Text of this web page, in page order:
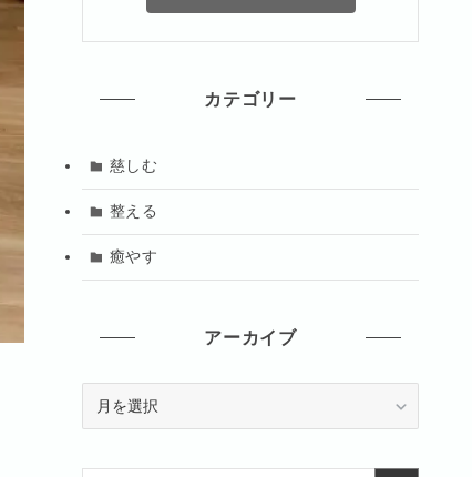
カテゴリー
慈しむ
整える
癒やす
アーカイブ
イ